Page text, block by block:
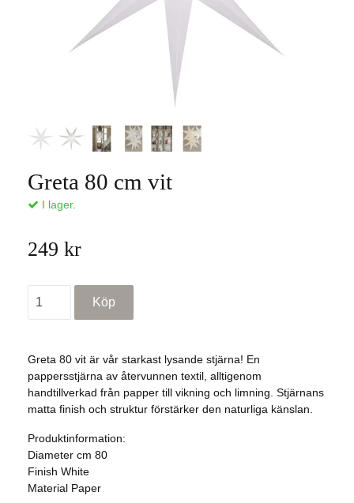
Greta 80 cm vit
I lager.
249 kr
Greta 80 vit är vår starkast lysande stjärna! En
pappersstjärna av återvunnen textil, alltigenom
handtillverkad från papper till vikning och limning. Stjärnans
matta finish och struktur förstärker den naturliga känslan.
Produktinformation:
Diameter cm 80
Finish White
Material Paper